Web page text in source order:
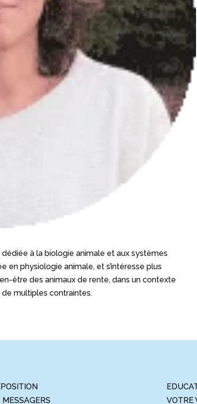
à la biologie animale et aux systèmes
en physiologie animale, et s’intéresse plus
être des animaux de rente, dans un contexte
multiples contraintes.
MESSAGERS
VOTRE